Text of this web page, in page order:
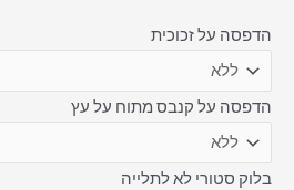
הדפסה על זכוכית
הדפסה על קנבס מתוח על עץ
בלוק סטורי לא לתלייה